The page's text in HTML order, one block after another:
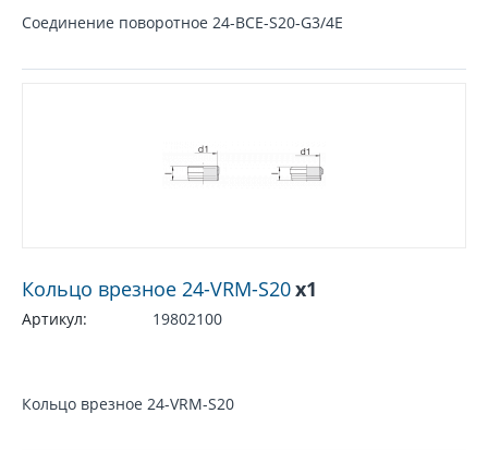
Соединение поворотное 24-BCE-S20-G3/4E
Кольцо врезное 24-VRM-S20x1
Артикул: 19802100
Кольцо врезное 24-VRM-S20